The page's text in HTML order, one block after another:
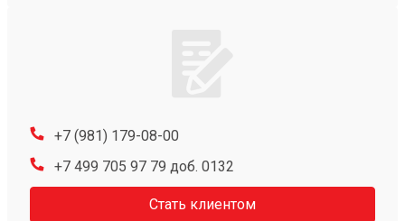
+7 (981) 179-08-00
+7 499 705 97 79 доб. 0132
Стать клиентом